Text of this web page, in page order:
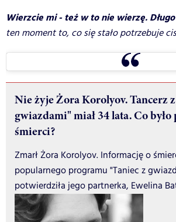
Wierzcie mi - też w to nie wierzę.
ten moment to, co się stało potrzebuje
Nie żyje Żora Korolyov. Tancerz
gwiazdami" miał 34 lata. Co
śmierci?
Zmarł Żora Korolyov. Informację o
popularnego programu "Taniec z
potwierdziła jego partnerka, Ewelina